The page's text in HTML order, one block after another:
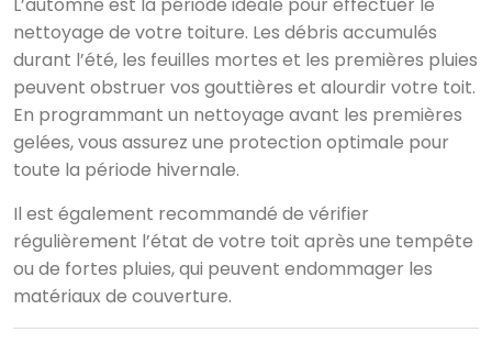
nettoyage de votre toiture. Les débris accumulés
durant l’été, les feuilles mortes et les premières pluies
peuvent obstruer vos gouttières et alourdir votre toit.
En programmant un nettoyage avant les premières
gelées, vous assurez une protection optimale pour
toute la période hivernale.
Il est également recommandé de vérifier
régulièrement l’état de votre toit après une tempête
ou de fortes pluies, qui peuvent endommager les
matériaux de couverture.